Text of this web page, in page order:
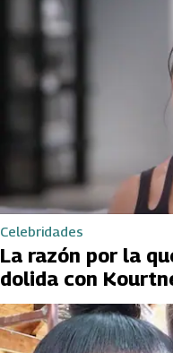
Celebridades
La razón por la
dolida con